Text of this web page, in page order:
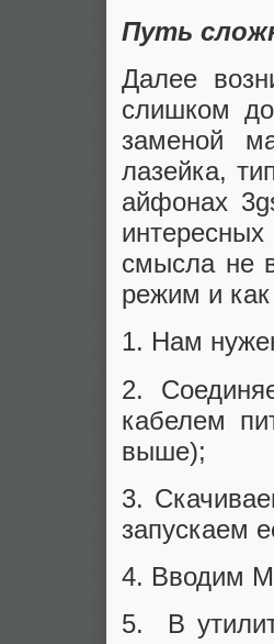
Путь
Далее
слишком
заменой
лазейка,
айфонах
смысла не
режим и
1. Нам
2.
кабелем
выше);
3.
запускаем
4. Вводим
5. В